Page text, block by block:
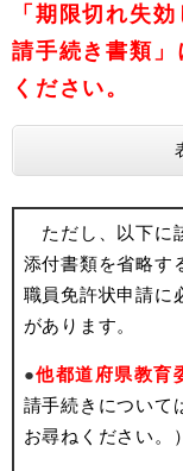
「期限切れ失
請手続き書類​」
ください。
ただし、以下に
添付書類を省略す
職員免許状申請に
があります。
●他都道府県教育
請手続きについて
お尋ねください。）